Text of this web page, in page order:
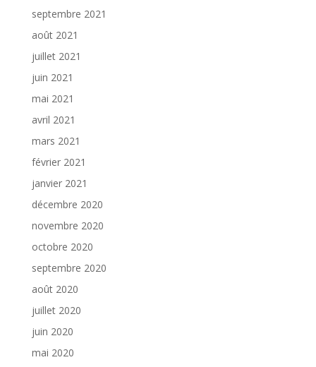
septembre 2021
août 2021
juillet 2021
juin 2021
mai 2021
avril 2021
mars 2021
février 2021
janvier 2021
décembre 2020
novembre 2020
octobre 2020
septembre 2020
août 2020
juillet 2020
juin 2020
mai 2020